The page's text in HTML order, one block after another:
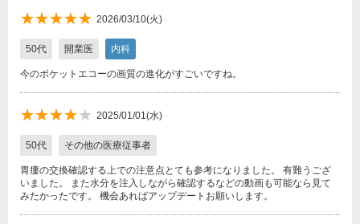
★★★★★
★★★★★ 2026/03/10(火)
50代 開業医 内科
今のポケットエコーの画質の進化がすごいですね。
★★★★
★
★★★★★ 2025/01/01(水)
50代 その他の医療従事者
胃瘻の交換確認する上での注意点とても参考になりました。 有難うござ
いました。 また水分を注入しながら確認するなどの動画も可能なら見て
みたかったです。 機会あればアップデートお願いします。